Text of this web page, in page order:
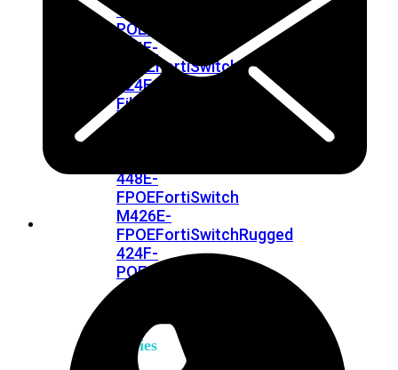
424E-
POE
424E-
FPOEFortiSwitch
424E-
Fiber
448E-
FPOEFortiSwitch
M426E-
FPOEFortiSwitchRugged
424F-
POE
Series